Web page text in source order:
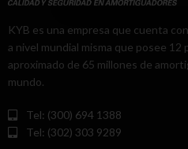
KYB es una empresa que cuenta
a nivel mundial misma que posee
aproximado de 65 millones de
mundo.
Tel: (300) 694 1388
Tel: (302) 303 9289